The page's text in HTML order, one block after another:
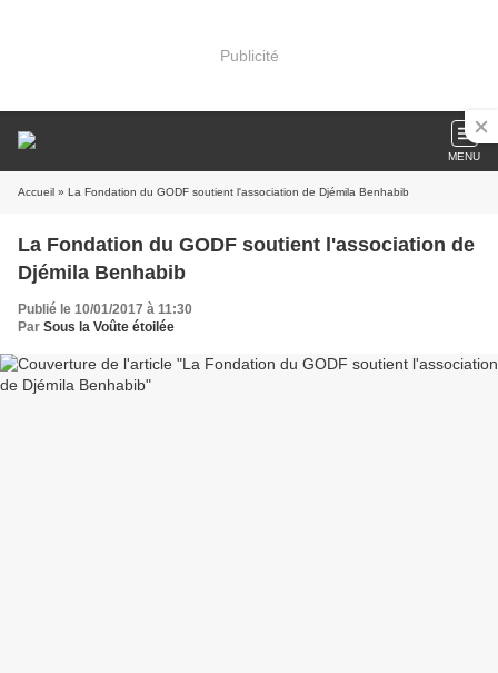
Publicité
MENU
Accueil » La Fondation du GODF soutient l'association de Djémila Benhabib
La Fondation du GODF soutient l'association de
Djémila Benhabib
Publié le 10/01/2017 à 11:30
Par Sous la Voûte étoilée